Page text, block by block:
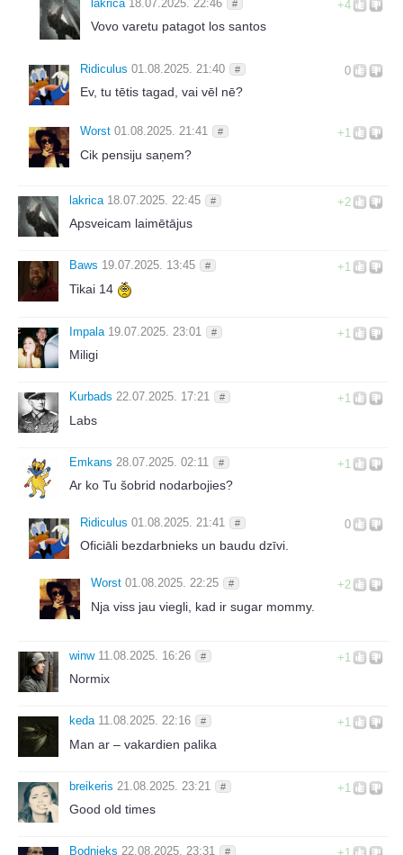
+4
lakrica 18.07.2025. 22:46 #
Vovo varetu patagot los santos
0
Ridiculus 01.08.2025. 21:40 #
Ev, tu tētis tagad, vai vēl nē?
+1
Worst 01.08.2025. 21:41 #
Cik pensiju saņem?
+2
lakrica 18.07.2025. 22:45 #
Apsveicam laimētājus
+1
Baws 19.07.2025. 13:45 #
Tikai 14
+1
Impala 19.07.2025. 23:01 #
Miligi
+1
Kurbads 22.07.2025. 17:21 #
Labs
+1
Emkans 28.07.2025. 02:11 #
Ar ko Tu šobrid nodarbojies?
0
Ridiculus 01.08.2025. 21:41 #
Oficiāli bezdarbnieks un baudu dzīvi.
+2
Worst 01.08.2025. 22:25 #
Nja viss jau viegli, kad ir sugar mommy.
+1
winw 11.08.2025. 16:26 #
Normix
+1
keda 11.08.2025. 22:16 #
Man ar – vakardien palika
+1
breikeris 21.08.2025. 23:21 #
Good old times
Bodnieks 22.08.2025. 23:31 #